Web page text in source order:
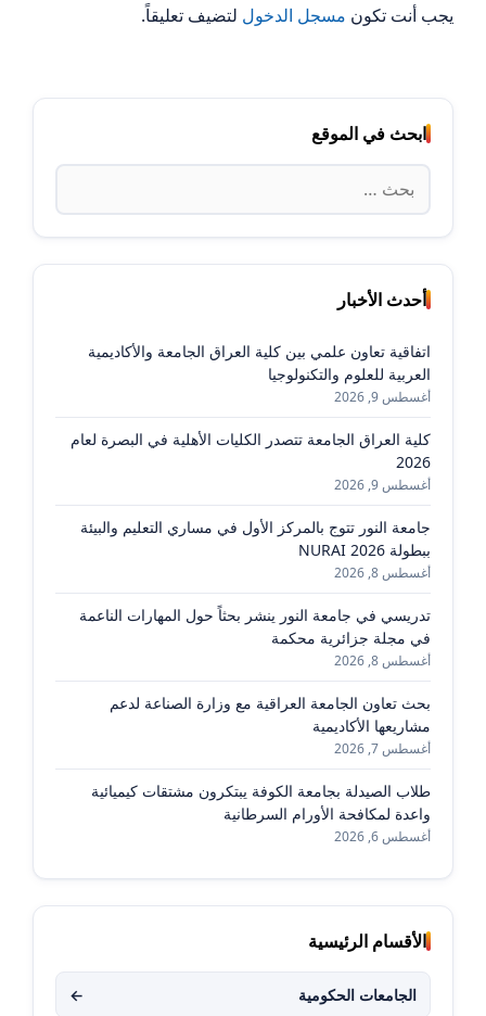
يجب أنت تكون مسجل الدخول لتضيف تعليقاً.
ابحث في الموقع
البحث
عن:
أحدث الأخبار
اتفاقية تعاون علمي بين كلية العراق الجامعة والأكاديمية
العربية للعلوم والتكنولوجيا
أغسطس 9, 2026
كلية العراق الجامعة تتصدر الكليات الأهلية في البصرة لعام
2026
أغسطس 9, 2026
جامعة النور تتوج بالمركز الأول في مساري التعليم والبيئة
ببطولة NURAI 2026
أغسطس 8, 2026
تدريسي في جامعة النور ينشر بحثاً حول المهارات الناعمة
في مجلة جزائرية محكمة
أغسطس 8, 2026
بحث تعاون الجامعة العراقية مع وزارة الصناعة لدعم
مشاريعها الأكاديمية
أغسطس 7, 2026
طلاب الصيدلة بجامعة الكوفة يبتكرون مشتقات كيميائية
واعدة لمكافحة الأورام السرطانية
أغسطس 6, 2026
الأقسام الرئيسية
الجامعات الحكومية ←